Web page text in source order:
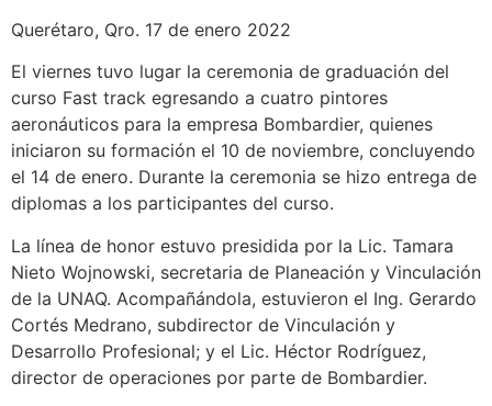
Querétaro, Qro. 17 de enero 2022
El viernes tuvo lugar la ceremonia de graduación del
curso Fast track egresando a cuatro pintores
aeronáuticos para la empresa Bombardier, quienes
iniciaron su formación el 10 de noviembre, concluyendo
el 14 de enero. Durante la ceremonia se hizo entrega de
diplomas a los participantes del curso.
La línea de honor estuvo presidida por la Lic. Tamara
Nieto Wojnowski, secretaria de Planeación y Vinculación
de la UNAQ. Acompañándola, estuvieron el Ing. Gerardo
Cortés Medrano, subdirector de Vinculación y
Desarrollo Profesional; y el Lic. Héctor Rodríguez,
director de operaciones por parte de Bombardier.